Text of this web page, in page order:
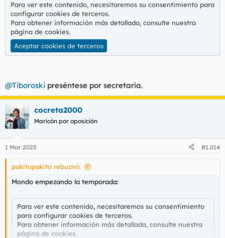
Para ver este contenido, necesitaremos su consentimiento para
configurar cookies de terceros.
Para obtener información más detallada, consulte nuestra
página de cookies.
Aceptar cookies de terceros
@Tiboroski preséntese por secretaría.
cocreta2000
Maricón por oposición
1 Mar 2025 #1.014
pakitopakito rebuznó:
Mondo empezando la temporada:
Para ver este contenido, necesitaremos su consentimiento
para configurar cookies de terceros.
Para obtener información más detallada, consulte nuestra
página de cookies.